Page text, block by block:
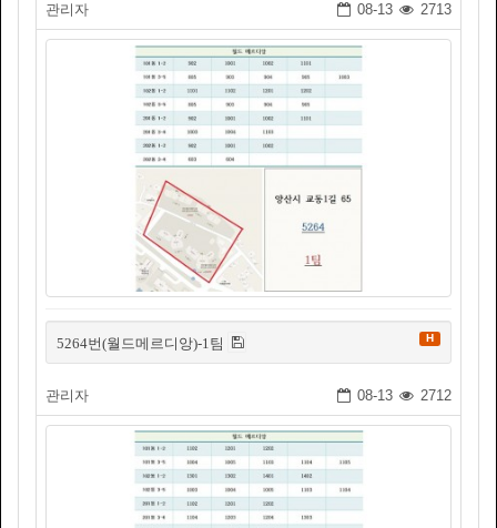
관리자 08-13 2713
5264번(월드메르디앙)-1팀 H
관리자 08-13 2712